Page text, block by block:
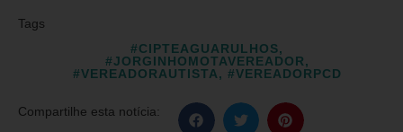
Tags
#CIPTEAGUARULHOS,
#JORGINHOMOTAVEREADOR,
#VEREADORAUTISTA, #VEREADORPCD
Compartilhe esta notícia: